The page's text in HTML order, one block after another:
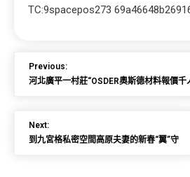
TC:9spacepos273
Previous:
河北廣平一村莊“OSDER奧斯德材料報價千
Next:
到九宮格私密空間高原夫妻的新春“翼”守